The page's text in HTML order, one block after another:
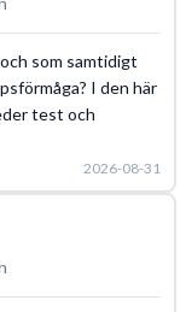
som samtidigt
I den här
test och
2026-08-31